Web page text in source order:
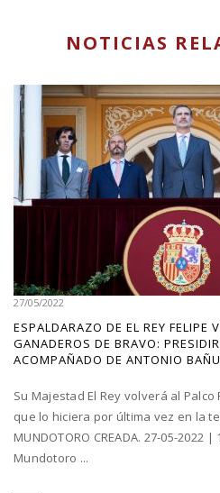
NOTICIAS
27/05/2022
ESPALDARAZO DE EL REY FELIPE
GANADEROS DE BRAVO:
ACOMPAÑADO DE ANTONIO
Su Majestad El Rey volverá al
que lo hiciera por última vez en la
MUNDOTORO CREADA. 27-05-2022 |
Mundotoro ...